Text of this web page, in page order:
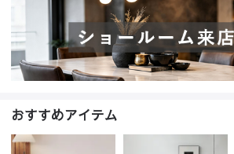
おすすめアイテム